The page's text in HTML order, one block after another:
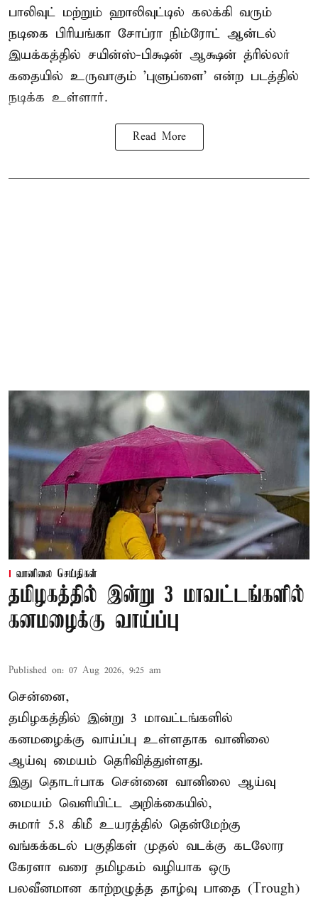
பாலிவுட் மற்றும் ஹாலிவுட்டில் கலக்கி வரும்
நடிகை பிரியங்கா சோப்ரா நிம்ரோட் ஆன்டல்
இயக்கத்தில் சயின்ஸ்-பிக்ஷன் ஆக்ஷன் த்ரில்லர்
கதையில் உருவாகும் 'புளுப்ளை' என்ற படத்தில்
நடிக்க உள்ளார்.
Read More
வானிலை செய்திகள்
தமிழகத்தில் இன்று 3 மாவட்டங்களில்
கனமழைக்கு வாய்ப்பு
Published on: 07 Aug 2026, 9:25 am
சென்னை,
தமிழகத்தில் இன்று 3 மாவட்டங்களில்
கனமழைக்கு வாய்ப்பு உள்ளதாக வானிலை
ஆய்வு மையம் தெரிவித்துள்ளது.
இது தொடர்பாக சென்னை வானிலை ஆய்வு
மையம் வெளியிட்ட அறிக்கையில்,
சுமார் 5.8 கிமீ உயரத்தில் தென்மேற்கு
வங்கக்கடல் பகுதிகள் முதல் வடக்கு கடலோர
கேரளா வரை தமிழகம் வழியாக ஒரு
பலவீனமான காற்றழுத்த தாழ்வு பாதை (Trough)